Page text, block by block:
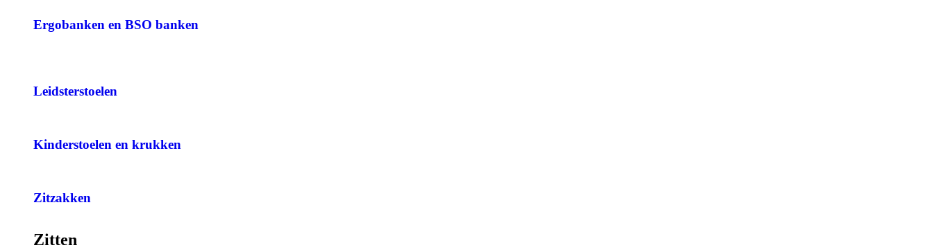
Ergobanken en BSO banken
Leidsterstoelen
Kinderstoelen en krukken
Zitzakken
Zitten